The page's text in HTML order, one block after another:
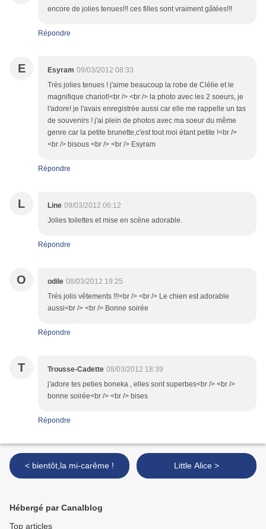
encore de jolies tenues!!! ces filles sont vraiment gâtées!!!
Répondre
E Esyram 09/03/2012 08:33
Très jolies tenues ! j'aime beaucoup la robe de Clélie et le
magnifique chariot!<br /> <br /> la photo avec les 2 soeurs, je
l'adore! je l'avais enregistrée aussi car elle me rappelle un tas
de souvenirs ! j'ai plein de photos avec ma soeur du même
genre car la petite brunette,c'est tout moi étant petite !<br />
<br /> bisous <br /> <br /> Esyram
Répondre
L Line 09/03/2012 06:12
Jolies toilettes et mise en scène adorable.
Répondre
O odile 08/03/2012 19:25
Trés jolis vêtements !!!<br /> <br /> Le chien est adorable
aussi<br /> <br /> Bonne soirée
Répondre
T Trousse-Cadette 08/03/2012 18:39
j'adore tes peties boneka , elles sont superbes<br /> <br />
bonne soirée<br /> <br /> bises
Répondre
< bientôt,la mi-carême ! Little Alice >
Hébergé par Canalblog
Top articles